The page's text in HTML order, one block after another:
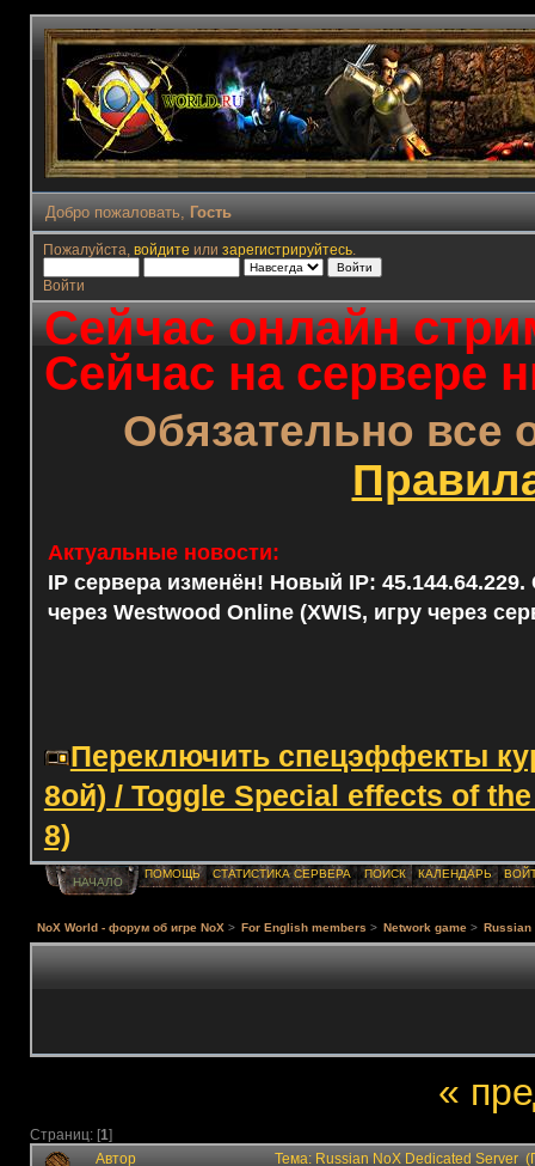
Добро пожаловать, Гость
Пожалуйста, войдите или зарегистрируйтесь.
Войти
Сейчас онлайн
Сейчас на сервере
Обязательно все
Актуальные новости:
IP сервера изменён! Новый IP: 45.144.64.229.
через Westwood Online (XWIS, игру через
Переключить спецэффекты
8ой) / Toggle Special effects of
8)
НАЧАЛО
ПОМОЩЬ СТАТИСТИКА СЕРВЕРА ПОИСК КАЛЕНДАРЬ
NoX World - форум об игре NoX > For English members > Network game > Russian
«
Страниц: [1]
Автор Тема: Russian NoX Dedicated Server